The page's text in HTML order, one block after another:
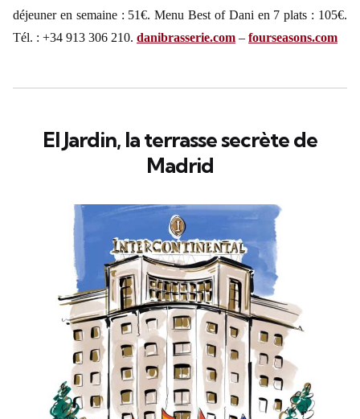
déjeuner en semaine : 51€. Menu Best of Dani en 7 plats : 105€.
Tél. : +34 913 306 210. danibrasserie.com – fourseasons.com
El Jardin, la terrasse secrète de
Madrid